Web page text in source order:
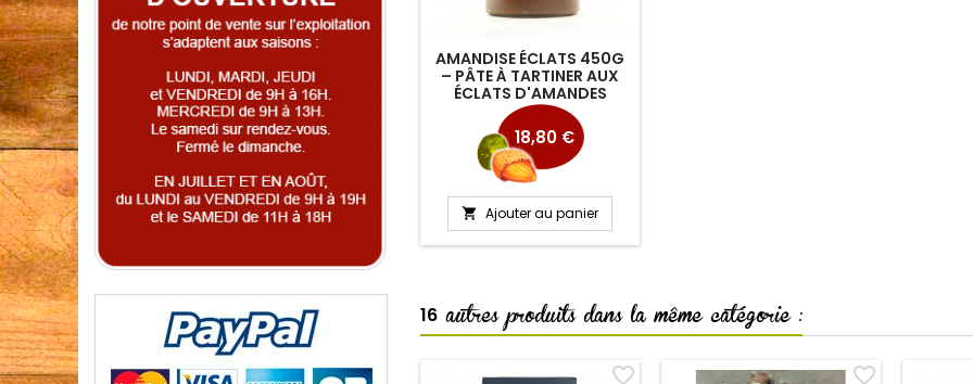
AMANDISE ÉCLATS 450G
– PÂTE À TARTINER AUX
ÉCLATS D'AMANDES
18,80 €
 Ajouter au panier
16 autres produits dans la même catégorie :
favorite_border favorite_border